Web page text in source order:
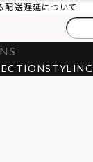
配送遅延について
STYLING